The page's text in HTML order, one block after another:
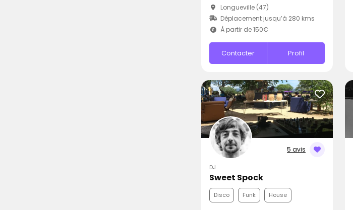
Longueville (47)
Déplacement jusqu’à 280 kms
À partir de 150€
Contacter Profil
5 avis
DJ
Sweet Spock
Disco Funk House